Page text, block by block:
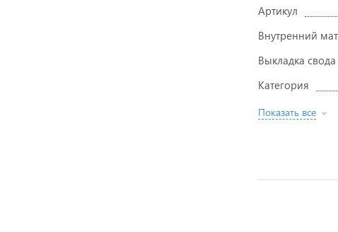
Артикул
Внутренний
Выкладка свода
Категория
Показать все